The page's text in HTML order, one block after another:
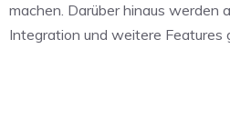
machen. Darüber hinaus werden
Integration und weitere Features